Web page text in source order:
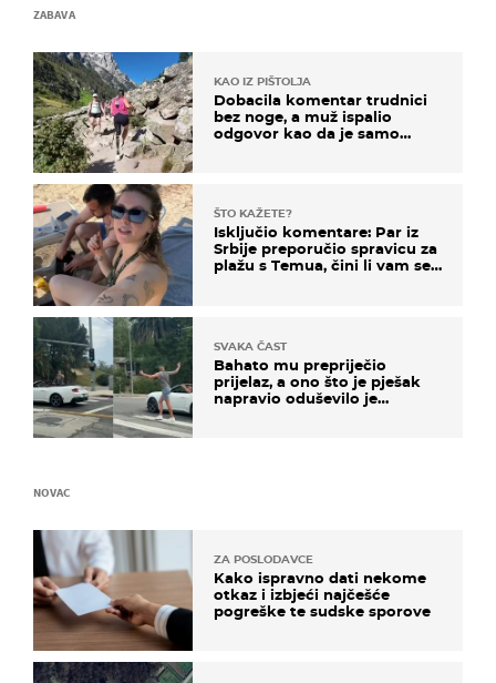
ZABAVA
KAO IZ PIŠTOLJA
Dobacila komentar trudnici
bez noge, a muž ispalio
odgovor kao da je samo
ŠTO KAŽETE?
Isključio komentare: Par iz
Srbije preporučio spravicu za
plažu s Temua, čini li vam se
SVAKA ČAST
Bahato mu prepriječio
prijelaz, a ono što je pješak
napravio oduševilo je
NOVAC
ZA POSLODAVCE
Kako ispravno dati nekome
otkaz i izbjeći najčešće
pogreške te sudske sporove